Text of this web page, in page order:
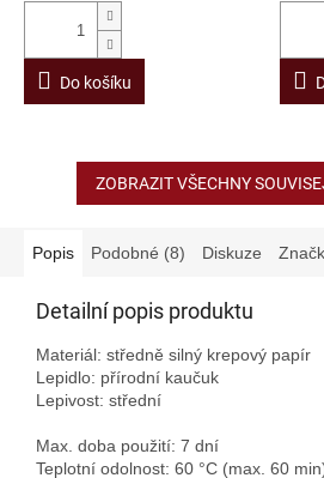
Do košíku
ZOBRAZIT VŠECHNY
Popis Podobné (8) Diskuze
Detailní popis produktu
Materiál: středně silný krepový papír
Lepidlo: přírodní kaučuk
Lepivost: střední
Max. doba použití: 7 dní
Teplotní odolnost: 60 °C (max. 60